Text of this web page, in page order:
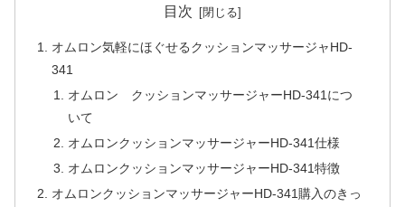
目次
オムロン気軽にほぐせるクッションマッサージャHD-
341
オムロン クッションマッサージャーHD-341につ
いて
オムロンクッションマッサージャーHD-341仕様
オムロンクッションマッサージャーHD-341特徴
オムロンクッションマッサージャーHD-341購入のきっ